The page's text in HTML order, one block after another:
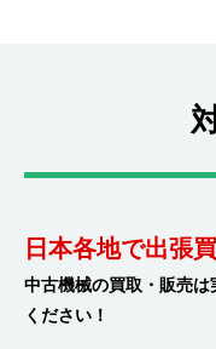
日本各地で出張
中古機械の買取・販売
ください！